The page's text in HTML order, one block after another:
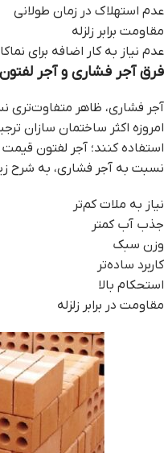
عدم استهلاک در زمان طولانی
مقاومت برابر زلزله
عدم نیاز به کار اضافه برای
فرق آجر فشاری و آجر
آجر فشاری، ظاهر متفاوت‌تری
امروزه اکثر ساختمان‌ سازان
استفاده کنند؛ آجر لفتون
نسبت به آجر فشاری، به شرح
نیاز به ملات کم‌تر
جذب آب کمتر
وزن سبک
کاربرد ساده‌تر
استحکام بالا
مقاومت در برابر زلزله